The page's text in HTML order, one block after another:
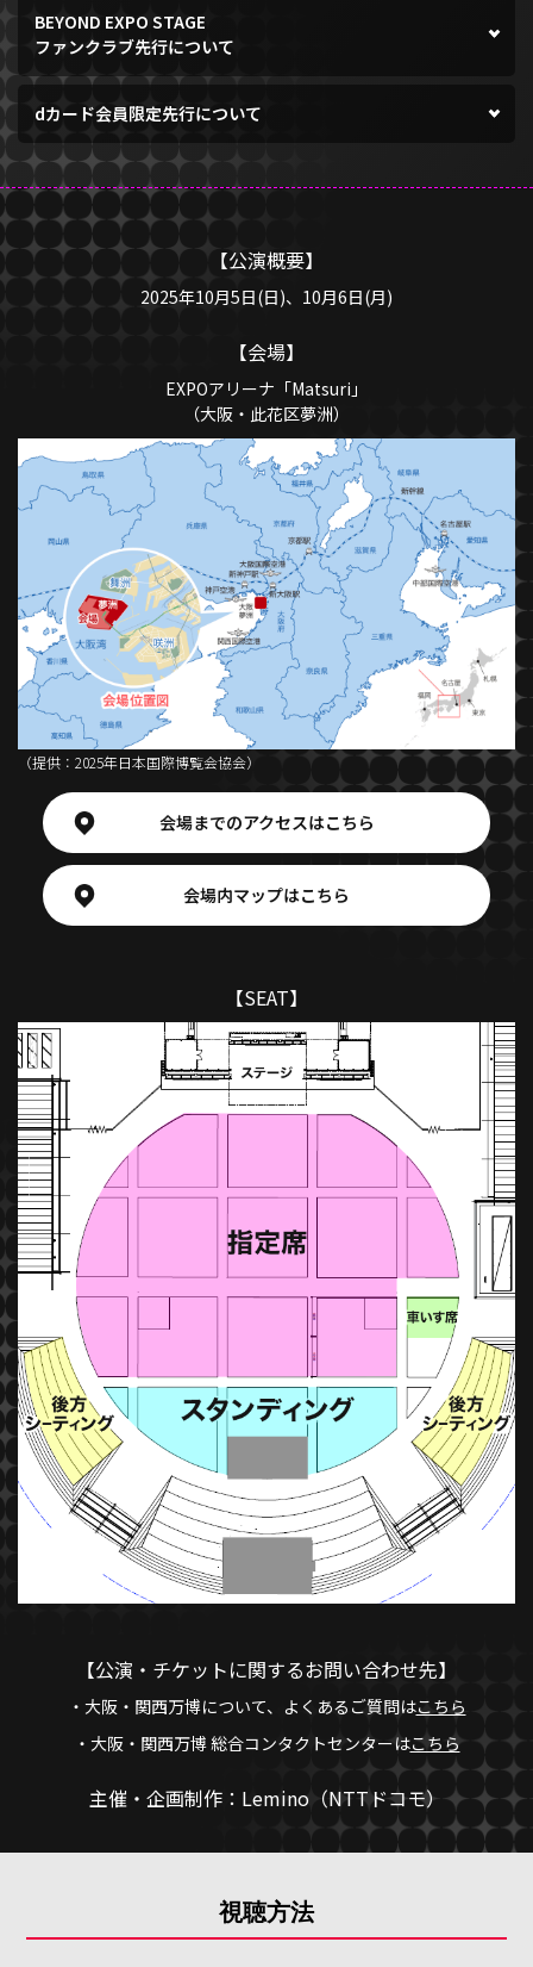
BEYOND EXPO STAGE
ファンクラブ先行について
dカード会員限定先行について
【公演概要】
2025年10月5日(日)、10月6日(月)
【会場】
EXPOアリーナ「Matsuri」
（大阪・此花区夢洲）
（提供：2025年日本国際博覧会協会）
会場までのアクセスはこちら
会場内マップはこちら
【SEAT】
【公演・チケットに関するお問い合わせ先】
・大阪・関西万博について、よくあるご質問はこちら
・大阪・関西万博 総合コンタクトセンターはこちら
主催・企画制作：Lemino（NTTドコモ）
視聴方法